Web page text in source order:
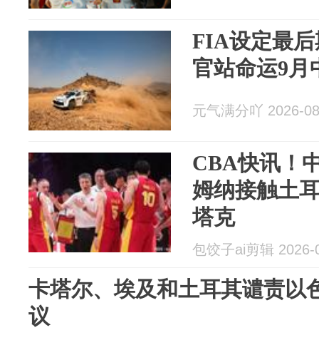
FIA设定最
官站命运9月
元气满分吖 2026-
CBA快讯！
姆纳接触土
塔克
包饺子ai剪辑 2026-
卡塔尔、埃及和土耳其谴责以
议